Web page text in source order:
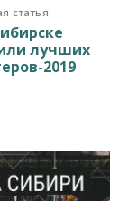
статья
лучших
2019